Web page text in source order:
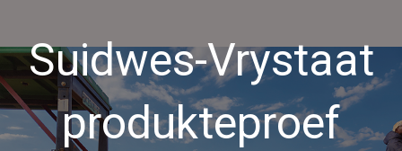
Suidwes-Vrystaat
produkteproef